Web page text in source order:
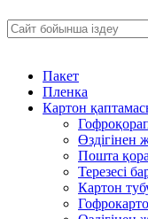
Пакет
Пленка
Картон
Өздігінен
Пошта
Терезесі
Картон